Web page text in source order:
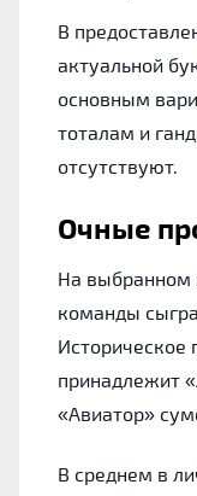
В
актуальной
основным
тоталам и
отсутствуют.
Очные
На
команды
Историческое
принадлежит
«Авиатор»
В среднем в